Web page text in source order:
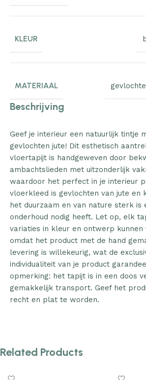
KLEUR
MATERIAAL
Beschrijving
Geef je interieur een natuurlijk tintje
gevlochten jute! Dit esthetisch
vloertapijt is handgeweven door
ambachtslieden met uitzonderlijk
waardoor het perfect in je interieur
vloerkleed is gevlochten van jute en
het duurzaam en van nature sterk is
onderhoud nodig heeft. Let op, elk
variaties in kleur en ontwerp kunnen
omdat het product met de hand
levering is willekeurig, wat de
individualiteit van je product
opmerking: het tapijt is in een doos
gemakkelijk transport. Geef het
recht en plat te worden.
Related Products